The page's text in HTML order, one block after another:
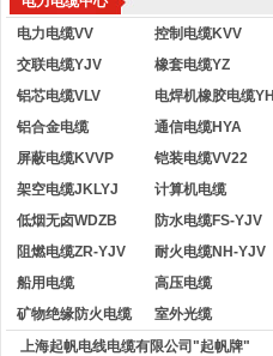
电力电缆VV
控制电缆KVV
交联电缆YJV
橡套电缆YZ
铝芯电缆VLV
电焊机橡胶电缆YH
铝合金电缆
通信电缆HYA
屏蔽电缆KVVP
铠装电缆VV22
架空电缆JKLYJ
计算机电缆
低烟无卤WDZB
防水电缆FS-YJV
阻燃电缆ZR-YJV
耐火电缆NH-YJV
船用电缆
高压电缆
矿物绝缘防火电缆
室外光缆
上海起帆电线电缆有限公司"起帆牌"